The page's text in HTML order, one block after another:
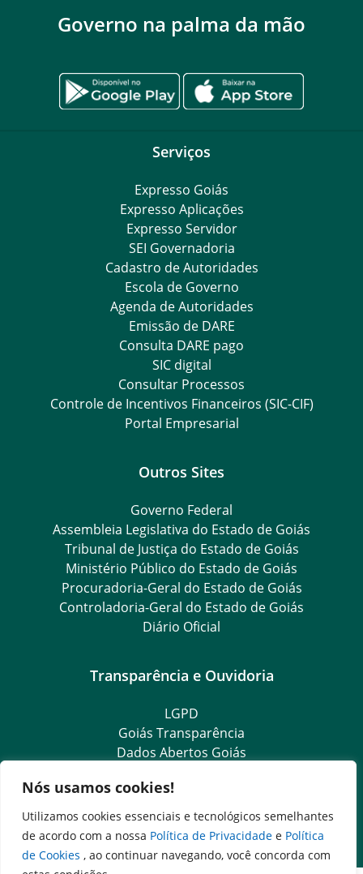
Nós usamos cookies!
Utilizamos cookies essenciais e tecnológicos semelhantes
de acordo com a nossa Política de Privacidade e Política
de Cookies , ao continuar navegando, você concorda com
Governo na palma da mão
Serviços
Expresso Goiás
Expresso Aplicações
Expresso Servidor
SEI Governadoria
Cadastro de Autoridades
Escola de Governo
Agenda de Autoridades
Emissão de DARE
Consulta DARE pago
SIC digital
Consultar Processos
Controle de Incentivos Financeiros (SIC-CIF)
Portal Empresarial
Outros Sites
Governo Federal
Assembleia Legislativa do Estado de Goiás
Tribunal de Justiça do Estado de Goiás
Ministério Público do Estado de Goiás
Procuradoria-Geral do Estado de Goiás
Controladoria-Geral do Estado de Goiás
Diário Oficial
Transparência e Ouvidoria
LGPD
Goiás Transparência
Dados Abertos Goiás
SIC – Serviço de Informação ao Cidadão
Ouvidoria Setorial (Expresso)
Ouvidoria Setorial (Presencial)